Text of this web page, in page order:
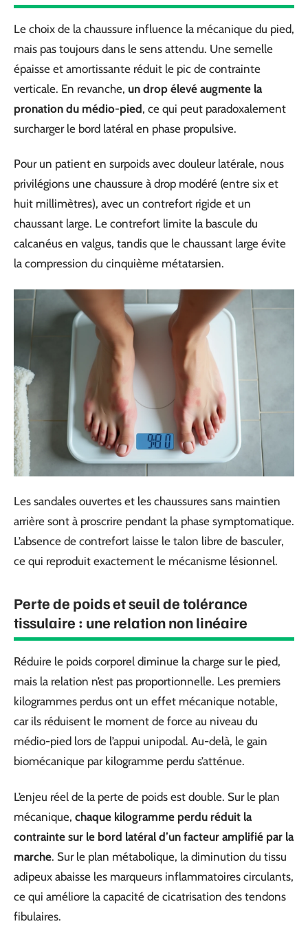
Le choix de la chaussure influence la mécanique du pied,
mais pas toujours dans le sens attendu. Une semelle
épaisse et amortissante réduit le pic de contrainte
verticale. En revanche, un drop élevé augmente la
pronation du médio-pied, ce qui peut paradoxalement
surcharger le bord latéral en phase propulsive.
Pour un patient en surpoids avec douleur latérale, nous
privilégions une chaussure à drop modéré (entre six et
huit millimètres), avec un contrefort rigide et un
chaussant large. Le contrefort limite la bascule du
calcanéus en valgus, tandis que le chaussant large évite
la compression du cinquième métatarsien.
Les sandales ouvertes et les chaussures sans maintien
arrière sont à proscrire pendant la phase symptomatique.
L’absence de contrefort laisse le talon libre de basculer,
ce qui reproduit exactement le mécanisme lésionnel.
Perte de poids et seuil de tolérance
tissulaire : une relation non linéaire
Réduire le poids corporel diminue la charge sur le pied,
mais la relation n’est pas proportionnelle. Les premiers
kilogrammes perdus ont un effet mécanique notable,
car ils réduisent le moment de force au niveau du
médio-pied lors de l’appui unipodal. Au-delà, le gain
biomécanique par kilogramme perdu s’atténue.
L’enjeu réel de la perte de poids est double. Sur le plan
mécanique, chaque kilogramme perdu réduit la
contrainte sur le bord latéral d’un facteur amplifié par la
marche. Sur le plan métabolique, la diminution du tissu
adipeux abaisse les marqueurs inflammatoires circulants,
ce qui améliore la capacité de cicatrisation des tendons
fibulaires.